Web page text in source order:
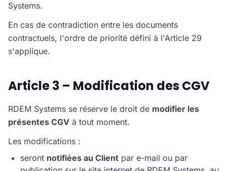
Systems.
En cas de contradiction entre les documents
contractuels, l'ordre de priorité défini à l'Article 29
s'applique.
Article 3 – Modification des CGV
RDEM Systems se réserve le droit de modifier les
présentes CGV à tout moment.
Les modifications :
seront notifiées au Client par e-mail ou par